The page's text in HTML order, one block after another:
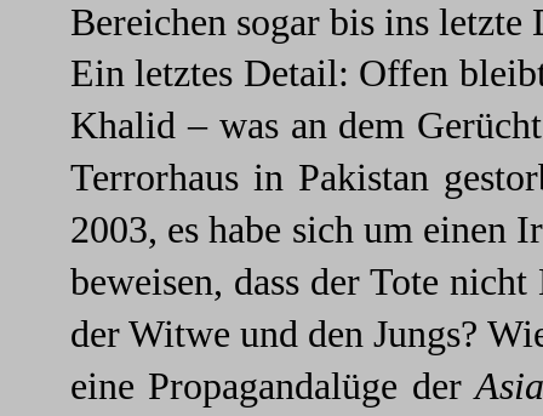
Bereichen sogar bis ins letzte
Ein letztes Detail: Offen
Khalid – was an dem
Terrorhaus in Pakistan
2003, es habe sich um einen
beweisen, dass der Tote
der Witwe und den Jungs?
eine Propagandalüge der